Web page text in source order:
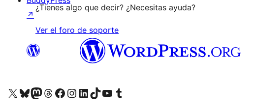
¿Tienes algo que decir? ¿Necesitas ayuda?
Ver el foro de soporte
↗
Visita nuestra cuenta de X (anteriormente Twitter)
Visita nuestra cuenta de Bluesky
Visita nuestra cuenta de Mastodon
Visita nuestra cuenta de Threads
Visita nuestra página de Facebook
Visita nuestra cuenta de Instagram
Visita nuestra cuenta de LinkedIn
Visita nuestra cuenta de TikTok
Visita nuestro canal de YouTube
Visita nuestra cuenta de Tumblr